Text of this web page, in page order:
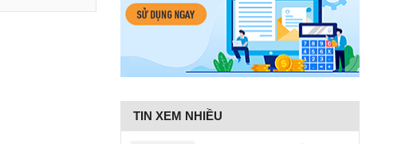
TIN XEM NHIỀU